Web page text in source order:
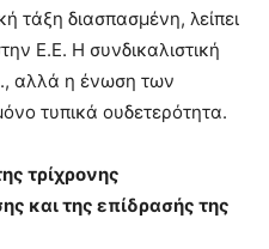
τάξη διασπασμένη, λείπει
Ε.Ε. Η συνδικαλιστική
αλλά η ένωση των
τυπικά ουδετερότητα.
τρίχρονης
και της επίδρασής της